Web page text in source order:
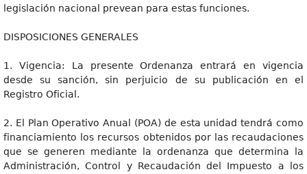
legislación nacional prevean para estas funciones.
DISPOSICIONES GENERALES
1. Vigencia: La presente Ordenanza entrará en vigencia
desde su sanción, sin perjuicio de su publicación en el
Registro Oficial.
2. El Plan Operativo Anual (POA) de esta unidad tendrá como
financiamiento los recursos obtenidos por las recaudaciones
que se generen mediante la ordenanza que determina la
Administración, Control y Recaudación del Impuesto a los